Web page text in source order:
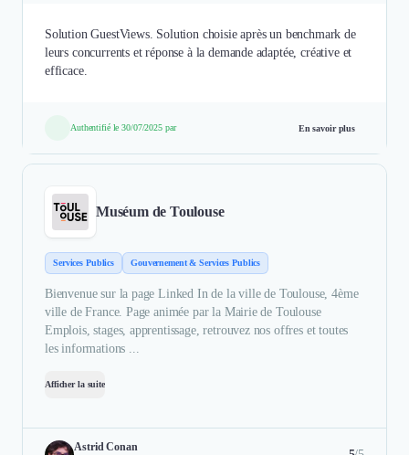
Solution GuestViews. Solution choisie après un benchmark de
leurs concurrents et réponse à la demande adaptée, créative et
efficace.
Authentifié le 30/07/2025 par En savoir plus
Muséum de Toulouse
Services Publics Gouvernement & Services Publics
Bienvenue sur la page Linked In de la ville de Toulouse, 4ème
ville de France. Page animée par la Mairie de Toulouse
Emplois, stages, apprentissage, retrouvez nos offres et toutes
les informations ...
Afficher la suite
Astrid Conan